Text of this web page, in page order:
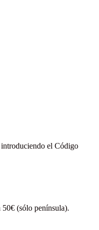
el Código
(sólo península).